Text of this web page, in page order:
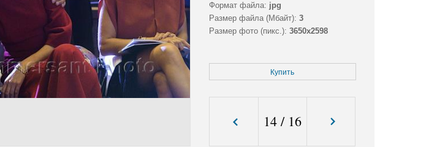
Формат файла: jpg
Размер файла (Мбайт): 3
Размер фото (пикс.): 3650x2598
Купить
14/ 16